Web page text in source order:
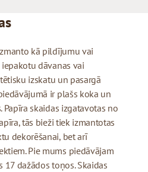
kā pildījumu vai
dāvanas vai
izskatu un pasargā
ir plašs koka un
skaidas izgatavotas no
tās bieži tiek izmantotas
dekorēšanai, bet arī
Pie mums piedāvājam
17 dažādos toņos. Skaidas